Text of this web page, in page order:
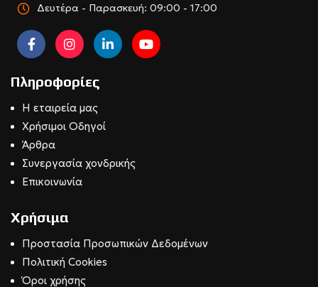
Δευτέρα - Παρασκευή: 09:00 - 17:00
Πληροφορίες
Η εταιρεία μας
Χρήσιμοι Οδηγοί
Άρθρα
Συνεργασία χονδρικής
Επικοινωνία
Χρήσιμα
Προστασία Προσωπικών Δεδομένων
Πολιτική Cookies
Όροι χρήσης